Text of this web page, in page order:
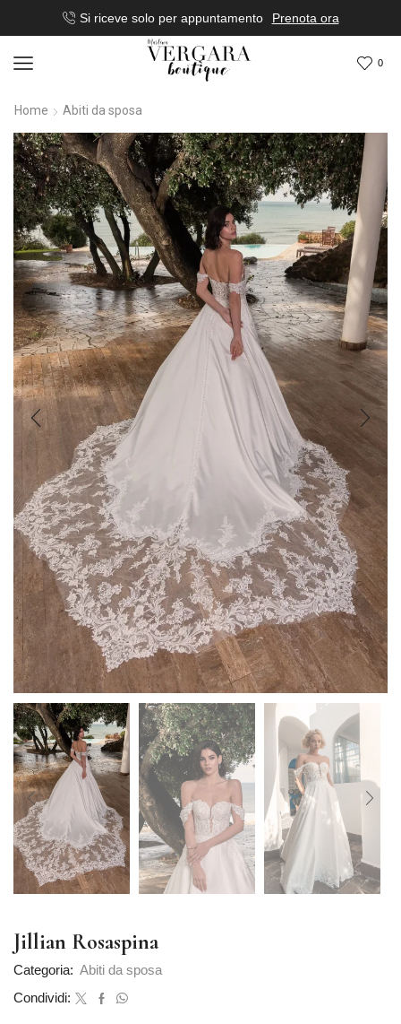
Si riceve solo per appuntamento Prenota ora
0
Home Abiti da sposa
Jillian Rosaspina
Categoria: Abiti da sposa
Condividi: